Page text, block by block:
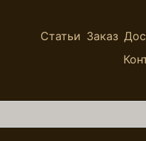
Статьи Заказ